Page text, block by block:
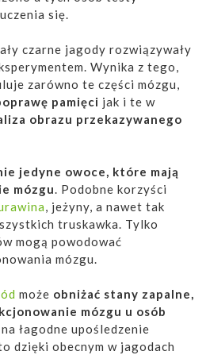
się.
czarne jagody rozwiązywały
Wynika z tego,
zarówno te części mózgu,
pamięci jak i te w
obrazu przekazywanego
jedyne owoce, które mają
mózgu. Podobne korzyści
, jeżyny, a nawet tak
truskawka. Tylko
mogą powodować
mózgu.
może obniżać stany zapalne,
mózgu u osób
łagodne upośledzenie
dzięki obecnym w jagodach